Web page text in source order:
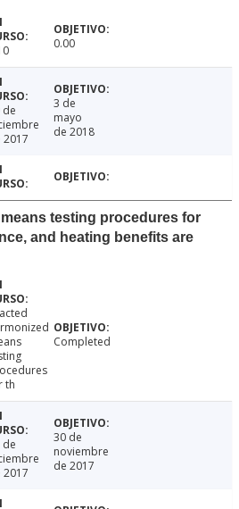
0.00
de
2017
3 de
mayo
de 2018
testing procedures for
and heating benefits are
th
Completed
de
2017
30 de
noviembre
de 2017